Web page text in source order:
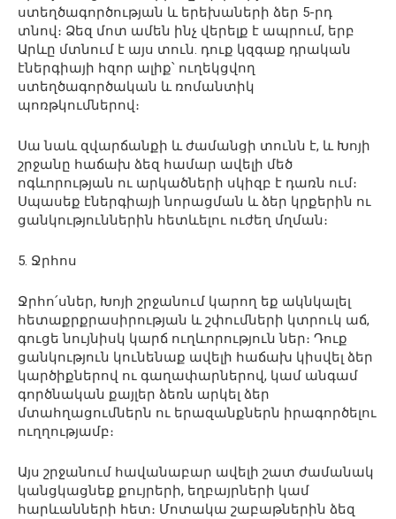
ստեղծագործության և երեխաների ձեր 5-րդ
տնով։ Ձեզ մոտ ամեն ինչ վերելք է ապրում, երբ
Արևը մտնում է այս տուն. դուք կզգաք դրական
էներգիայի հզոր ալիք՝ ուղեկցվող
ստեղծագործական և ռոմանտիկ
պոռթկումներով։
Սա նաև զվարճանքի և ժամանցի տունն է, և Խոյի
շրջանը հաճախ ձեզ համար ավելի մեծ
ոգևորության ու արկածների սկիզբ է դառն ում։
Սպասեք էներգիայի նորացման և ձեր կրքերին ու
ցանկություններին հետևելու ուժեղ մղման։
5. Ջրհոս
Ջրհո՛սներ, Խոյի շրջանում կարող եք ակնկալել
հետաքրքրասիրության և շփումների կտրուկ աճ,
գուցե նույնիսկ կարճ ուղևորություն ներ։ Դուք
ցանկություն կունենաք ավելի հաճախ կիսվել ձեր
կարծիքներով ու գաղափարներով, կամ անգամ
գործնական քայլեր ձեռն արկել ձեր
մտահղացումներն ու երազանքներն իրագործելու
ուղղությամբ։
Այս շրջանում հավանաբար ավելի շատ ժամանակ
կանցկացնեք քույրերի, եղբայրների կամ
հարևանների հետ։ Մոտակա շաբաթներին ձեզ